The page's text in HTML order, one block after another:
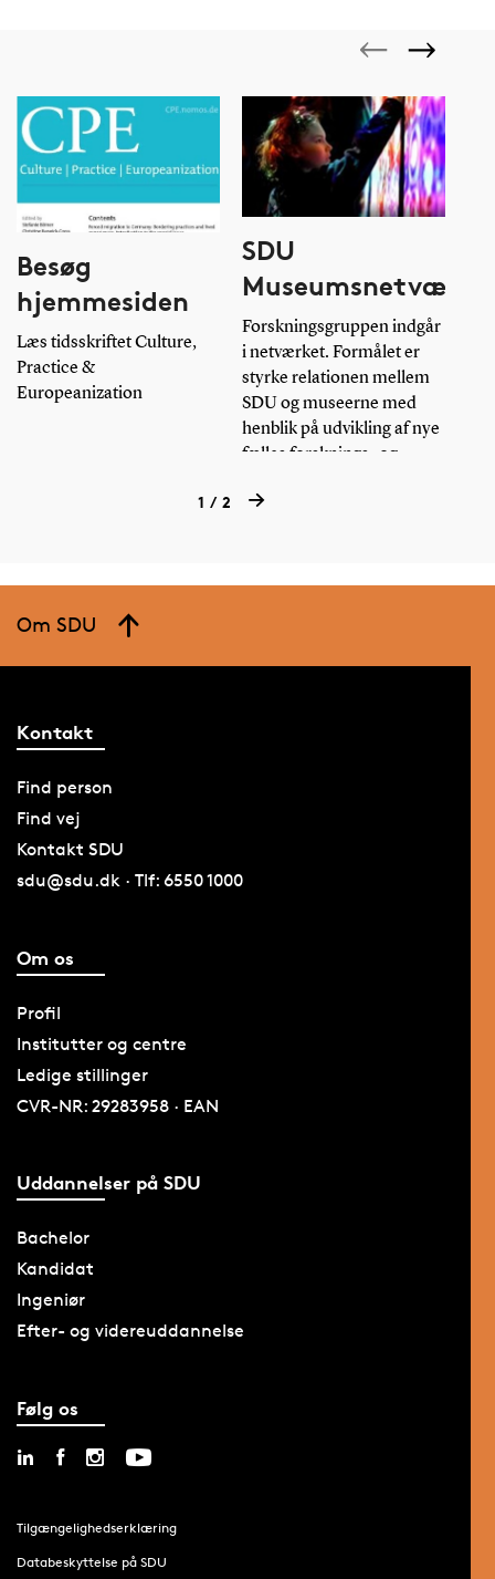
Besøg
hjemmesiden
Læs tidsskriftet Culture,
Practice &
Europeanization
SDU
Museumsnetværk
Forskningsgruppen indgår
i netværket. Formålet er
styrke relationen mellem
SDU og museerne med
henblik på udvikling af nye
fælles forsknings- og
1 2
Om SDU
Kontakt
Find person
Find vej
Kontakt SDU
sdu@sdu.dk · Tlf: 6550 1000
Om os
Profil
Institutter og centre
Ledige stillinger
CVR-NR: 29283958 · EAN
Uddannelser på SDU
Bachelor
Kandidat
Ingeniør
Efter- og videreuddannelse
Følg os
Tilgængelighedserklæring
Databeskyttelse på SDU